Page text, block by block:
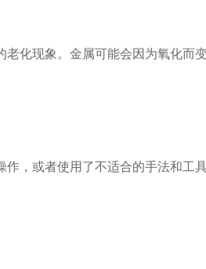
化现象。金属可能会因为氧化而
，或者使用了不适合的手法和工